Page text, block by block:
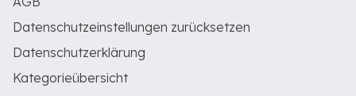
Datenschutzeinstellungen zurücksetzen
Datenschutzerklärung
Kategorieübersicht